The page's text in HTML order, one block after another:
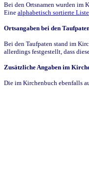
Bei den Ortsnamen wurden im
Eine alphabetisch sortierte Liste
Ortsangaben bei den
Bei den Taufpaten stand im
allerdings festgestellt, dass
Zusätzliche Angaben im
Die im Kirchenbuch ebenfalls